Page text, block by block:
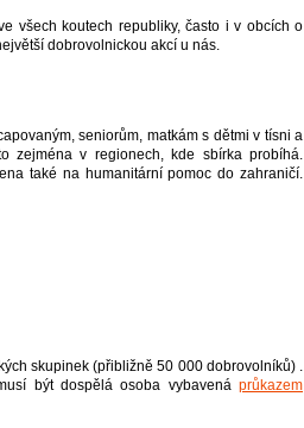
všech koutech republiky, často i v obcích o
dobrovolnickou akcí u nás.
seniorům, matkám s dětmi v tísni a
zejména v regionech, kde sbírka probíhá.
také na humanitární pomoc do zahraničí.
skupinek (přibližně 50 000 dobrovolníků) .
být dospělá osoba vybavená průkazem